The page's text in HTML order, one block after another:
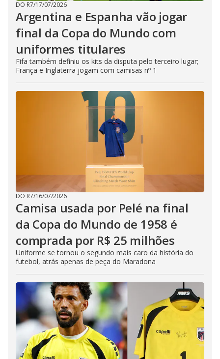
DO R7/17/07/2026
Argentina e Espanha vão jogar
final da Copa do Mundo com
uniformes titulares
Fifa também definiu os kits da disputa pelo terceiro lugar;
França e Inglaterra jogam com camisas nº 1
DO R7/16/07/2026
Camisa usada por Pelé na final
da Copa do Mundo de 1958 é
comprada por R$ 25 milhões
Uniforme se tornou o segundo mais caro da história do
futebol, atrás apenas de peça do Maradona